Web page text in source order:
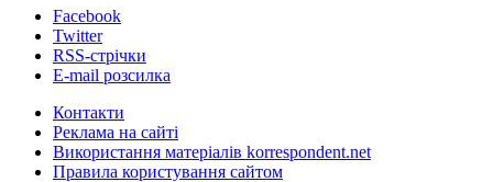
Facebook
Twitter
RSS-стрічки
E-mail розсилка
Контакти
Реклама на сайті
Використання матеріалів korrespondent.net
Правила користування сайтом